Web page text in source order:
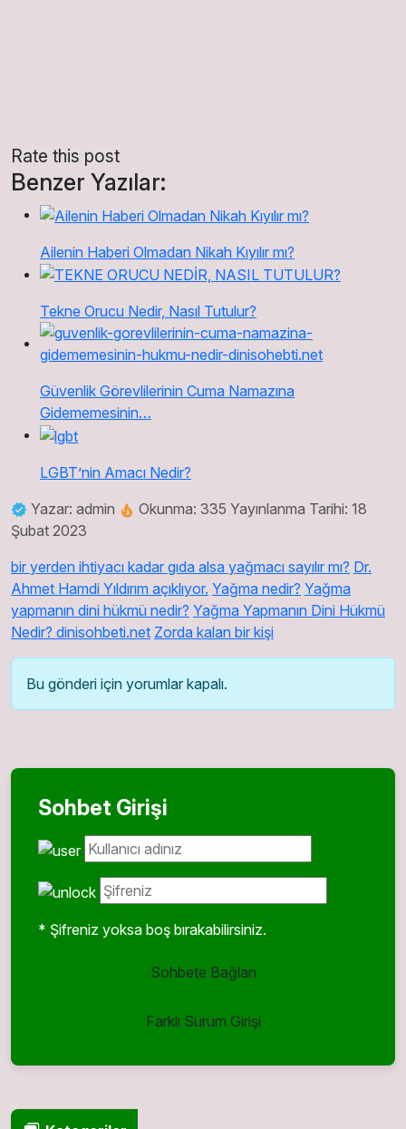
Rate this post
Benzer Yazılar:
Ailenin Haberi Olmadan Nikah Kıyılır mı?
Tekne Orucu Nedir, Nasıl Tutulur?
Güvenlik Görevlilerinin Cuma Namazına
Gidememesinin…
LGBT’nin Amacı Nedir?
Yazar: admin
Okunma: 335 Yayınlanma Tarihi: 18
Şubat 2023
bir yerden ihtiyacı kadar gıda alsa yağmacı sayılır mı? Dr.
Ahmet Hamdi Yıldırım açıklıyor. Yağma nedir? Yağma
yapmanın dini hükmü nedir? Yağma Yapmanın Dini Hükmü
Nedir? dinisohbeti.net Zorda kalan bir kişi
Bu gönderi için yorumlar kapalı.
Sohbet Girişi
* Şifreniz yoksa boş bırakabilirsiniz.
Sohbete Bağlan
Farklı Sürüm Girişi